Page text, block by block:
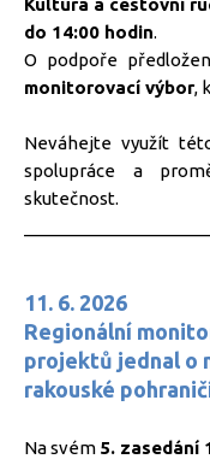
Kultura a cestovní
do 14:00 hodin.
O podpoře
monitorovací výbor,
Neváhejte využít
spolupráce a
skutečnost.
11. 6. 2026
Regionální
projektů jednal o
rakouské
Na svém 5. zasedání